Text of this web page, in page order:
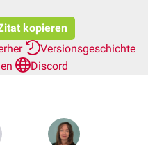
kopieren
Versionsgeschichte
Discord